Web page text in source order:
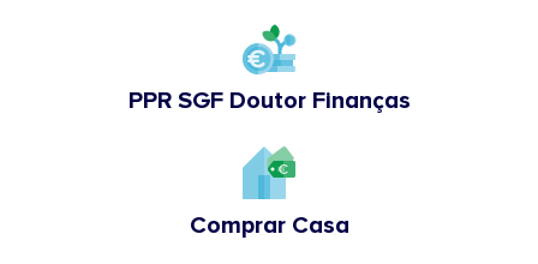
PPR SGF Doutor Finanças
Comprar Casa